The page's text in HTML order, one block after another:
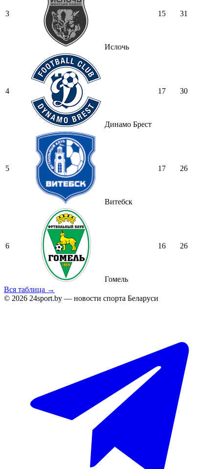
3
Ислочь
15 31
4
Динамо Брест
17 30
5
Витебск
17 26
6
Гомель
16 26
Вся таблица →
© 2026 24sport.by — новости спорта Беларуси